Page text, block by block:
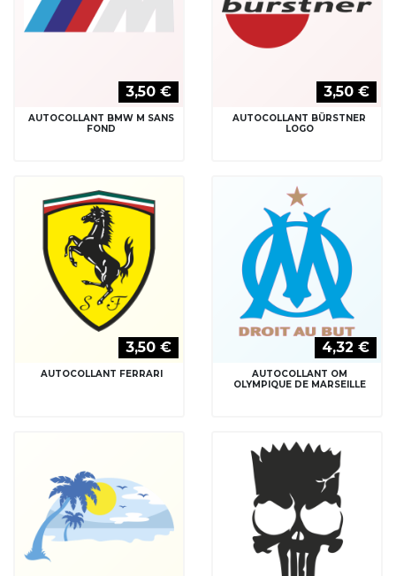
3,50 €
AUTOCOLLANT BMW M SANS
FOND
3,50 €
AUTOCOLLANT BÜRSTNER
LOGO
3,50 €
AUTOCOLLANT FERRARI
4,32 €
AUTOCOLLANT OM
OLYMPIQUE DE MARSEILLE